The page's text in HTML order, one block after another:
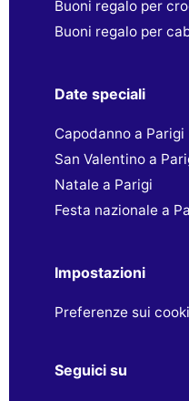
Buoni regalo per
Buoni regalo per
Date speciali
Capodanno a Parigi
San Valentino a
Natale a Parigi
Festa nazionale a
Impostazioni
Preferenze sui
Seguici su